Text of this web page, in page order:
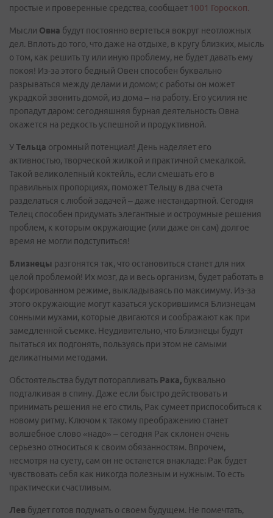
простые и проверенные средства, сообщает 1001 Гороскоп.
Мысли Овна будут постоянно вертеться вокруг неотложных
дел. Вплоть до того, что даже на отдыхе, в кругу близких, мысль
о том, как решить ту или иную проблему, не будет давать ему
покоя! Из-за этого бедный Овен способен буквально
разрываться между делами и домом; с работы он может
украдкой звонить домой, из дома – на работу. Его усилия не
пропадут даром: сегодняшняя бурная деятельность Овна
окажется на редкость успешной и продуктивной.
УТельца огромный потенциал! День наделяет его
активностью, творческой жилкой и практичной смекалкой.
Такой великолепный коктейль, если смешать его в
правильных пропорциях, поможет Тельцу в два счета
разделаться с любой задачей – даже нестандартной. Сегодня
Телец способен придумать элегантные и остроумные решения
проблем, к которым окружающие (или даже он сам) долгое
время не могли подступиться!
Близнецы разгонятся так, что остановиться станет для них
целой проблемой! Их мозг, да и весь организм, будет работать в
форсированном режиме, выкладываясь по максимуму. Из-за
этого окружающие могут казаться ускорившимся Близнецам
сонными мухами, которые двигаются и соображают как при
замедленной съемке. Неудивительно, что Близнецы будут
пытаться их подгонять, пользуясь при этом не самыми
деликатными методами.
Обстоятельства будут поторапливать Рака, буквально
подталкивая в спину. Даже если быстро действовать и
принимать решения не его стиль, Рак сумеет приспособиться к
новому ритму. Ключом к такому преображению станет
волшебное слово «надо» – сегодня Рак склонен очень
серьезно относиться к своим обязанностям. Впрочем,
несмотря на суету, сам он не останется внакладе: Рак будет
чувствовать себя как никогда полезным и нужным. То есть
практически счастливым.
Лев будет готов подумать о своем будущем. Не помечтать,